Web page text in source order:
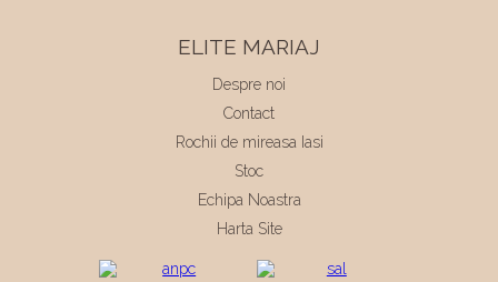
ELITE MARIAJ
Despre noi
Contact
Rochii de mireasa Iasi
Stoc
Echipa Noastra
Harta Site